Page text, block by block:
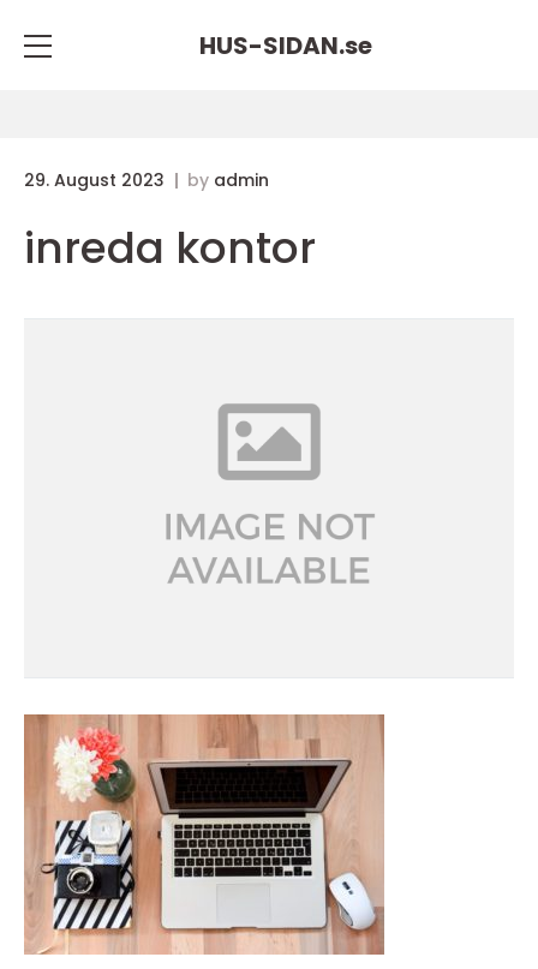
HUS-SIDAN.se
29. August 2023 by admin
inreda kontor